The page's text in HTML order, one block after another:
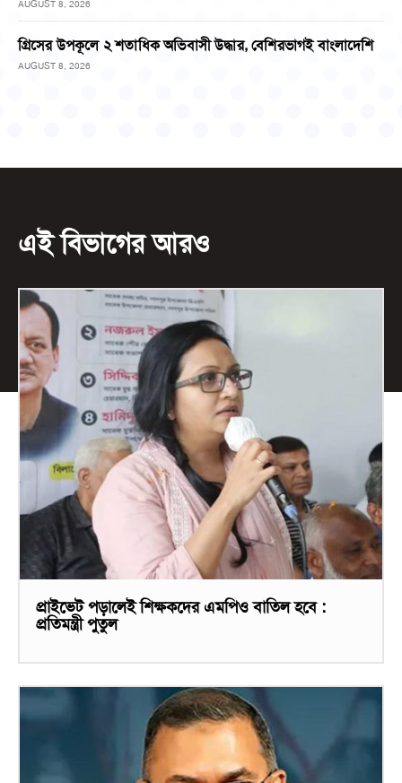
AUGUST 8, 2026
গ্রিসের উপকূলে ২ শতাধিক অভিবাসী উদ্ধার, বেশিরভাগই বাংলাদেশি
AUGUST 8, 2026
এই বিভাগের আরও
প্রাইভেট পড়ালেই শিক্ষকদের এমপিও বাতিল হবে :
প্রতিমন্ত্রী পুতুল